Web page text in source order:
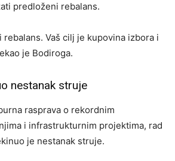
predloženi rebalans.
rebalans. Vaš cilj je kupovina izbora i
je Bodiroga.
nestanak struje
rasprava o rekordnim
i infrastrukturnim projektima, rad
je nestanak struje.